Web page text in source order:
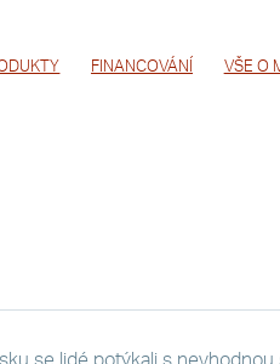
FINANCOVÁNÍ VŠE O
se lidé potýkali s nevhodnou